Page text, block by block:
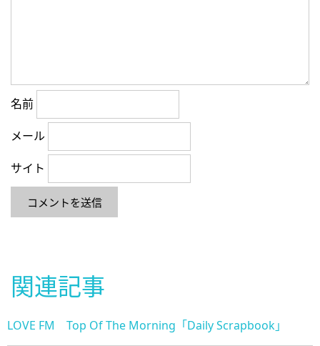
名前
メール
サイト
関連記事
LOVE FM Top Of The Morning「Daily Scrapbook」